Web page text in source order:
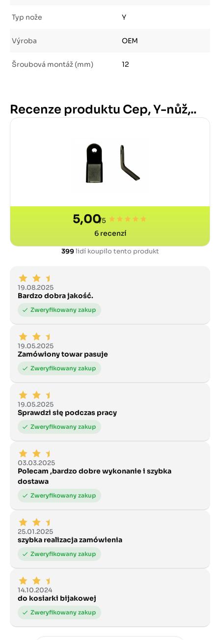
Typ nože Y
Výroba OEM
Šroubová montáž (mm) 12
Recenze produktu Cep, Y-nůž,..
5,00/5
6recenzí
399lidí koupilo tento produkt
19.08.2025
Bardzo dobra jakość.
19.05.2025
Zamówiony towar pasuje
19.05.2025
Sprawdzi się podczas pracy
03.03.2025
Polecam ,bardzo dobre wykonanie i szybka
dostawa
25.01.2025
szybka realizacja zamówienia
14.10.2024
do kosiarki bijakowej